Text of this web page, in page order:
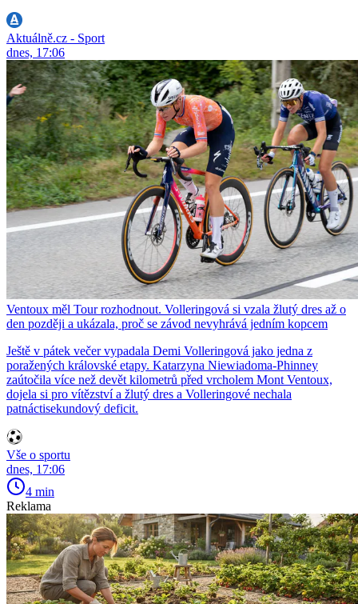
Aktuálně.cz - Sport
dnes, 17:06
Ventoux měl Tour rozhodnout. Volleringová si vzala žlutý dres až o
den později a ukázala, proč se závod nevyhrává jedním kopcem
Ještě v pátek večer vypadala Demi Volleringová jako jedna z
poražených královské etapy. Katarzyna Niewiadoma-Phinney
zaútočila více než devět kilometrů před vrcholem Mont Ventoux,
dojela si pro vítězství a žlutý dres a Volleringové nechala
patnáctisekundový deficit.
Vše o sportu
dnes, 17:06
4 min
Reklama